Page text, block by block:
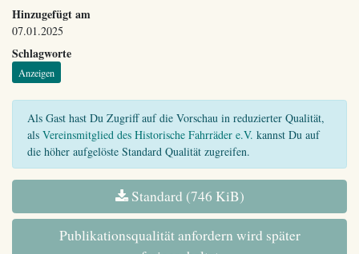
Hinzugefügt am
07.01.2025
Schlagworte
Anzeigen
Als Gast hast Du Zugriff auf die Vorschau in reduzierter Qualität,
als Vereinsmitglied des Historische Fahrräder e.V. kannst Du auf
die höher aufgelöste Standard Qualität zugreifen.
Standard (746 KiB)
Publikationsqualität anfordern wird später